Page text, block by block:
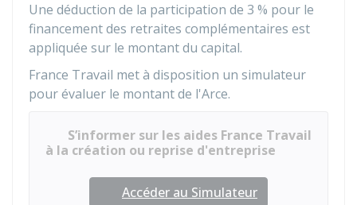
Une déduction de la participation de 3 % pour le
financement des retraites complémentaires est
appliquée sur le montant du capital.
France Travail met à disposition un simulateur
pour évaluer le montant de l'Arce.
S’informer sur les aides France Travail
à la création ou reprise d'entreprise
Accéder au Simulateur